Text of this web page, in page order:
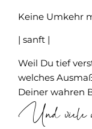
Keine Umkehr
| sanft |
Weil Du tief
welches
Deiner wahren
Und viele